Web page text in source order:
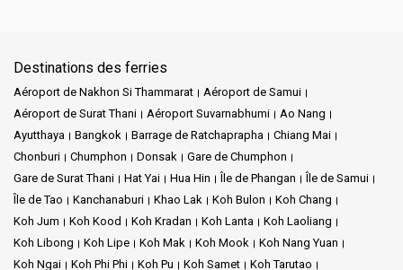
Destinations des ferries
Aéroport de Nakhon Si Thammarat
Aéroport de Samui
Aéroport de Surat Thani
Aéroport Suvarnabhumi
Ao Nang
Ayutthaya
Bangkok Barrage de Ratchaprapha
Chiang Mai
Chonburi
Chumphon Donsak
Gare de Chumphon
Gare de Surat Thani
Hat Yai Hua Hin Île de Phangan
Île de Samui
Île de Tao
Kanchanaburi Khao Lak Koh Bulon
Koh Chang
Koh Jum
Koh Kood Koh Kradan Koh Lanta
Koh Laoliang
Koh Libong
Koh Lipe Koh Mak Koh Mook
Koh Nang Yuan
Koh Ngai
Koh Phi Phi Koh Pu Koh Samet
Koh Tarutao